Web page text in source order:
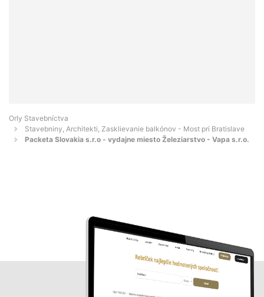
Orly Stavebníctva
Stavebniny, Architekti, Zasklievanie balkónov - Most pri Bratislave
Packeta Slovakia s.r.o - vydajne miesto Železiarstvo - Vapa s.r.o.